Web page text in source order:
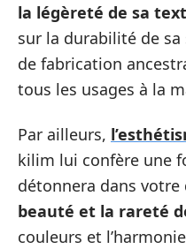
la légèreté de sa
sur la durabilité de
de fabrication
tous les usages à la
Par ailleurs,
kilim lui confère une
détonnera dans
beauté et la rareté
couleurs et